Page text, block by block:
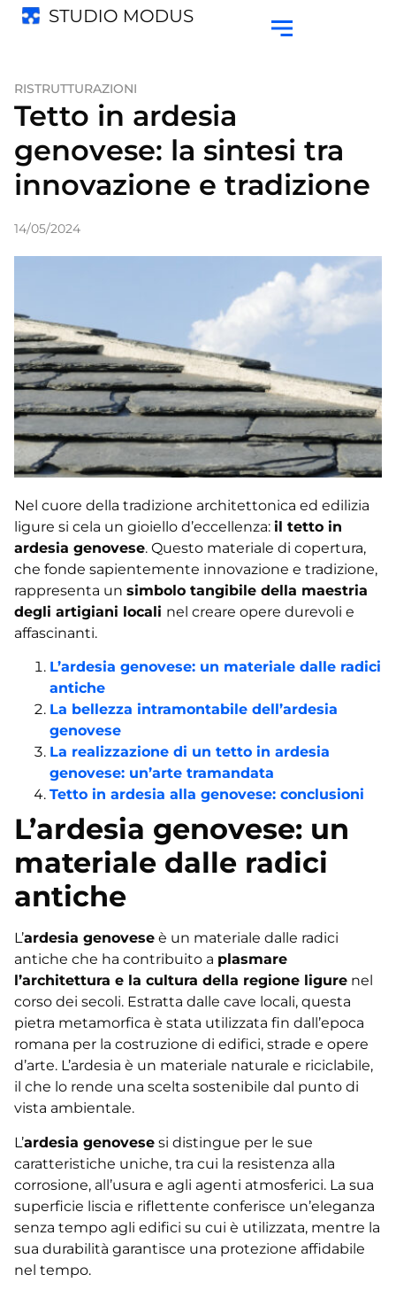
RISTRUTTURAZIONI
Tetto in ardesia
genovese: la sintesi tra
innovazione e tradizione
14/05/2024
Nel cuore della tradizione architettonica ed edilizia
ligure si cela un gioiello d’eccellenza: il tetto in
ardesia genovese. Questo materiale di copertura,
che fonde sapientemente innovazione e tradizione,
rappresenta un simbolo tangibile della maestria
degli artigiani locali nel creare opere durevoli e
affascinanti.
L’ardesia genovese: un materiale dalle radici
antiche
La bellezza intramontabile dell’ardesia
genovese
La realizzazione di un tetto in ardesia
genovese: un’arte tramandata
Tetto in ardesia alla genovese: conclusioni
L’ardesia genovese: un
materiale dalle radici
antiche
L’ardesia genovese è un materiale dalle radici
antiche che ha contribuito a plasmare
l’architettura e la cultura della regione ligure nel
corso dei secoli. Estratta dalle cave locali, questa
pietra metamorfica è stata utilizzata fin dall’epoca
romana per la costruzione di edifici, strade e opere
d’arte. L’ardesia è un materiale naturale e riciclabile,
il che lo rende una scelta sostenibile dal punto di
vista ambientale.
L’ardesia genovese si distingue per le sue
caratteristiche uniche, tra cui la resistenza alla
corrosione, all’usura e agli agenti atmosferici. La sua
superficie liscia e riflettente conferisce un’eleganza
senza tempo agli edifici su cui è utilizzata, mentre la
sua durabilità garantisce una protezione affidabile
nel tempo.